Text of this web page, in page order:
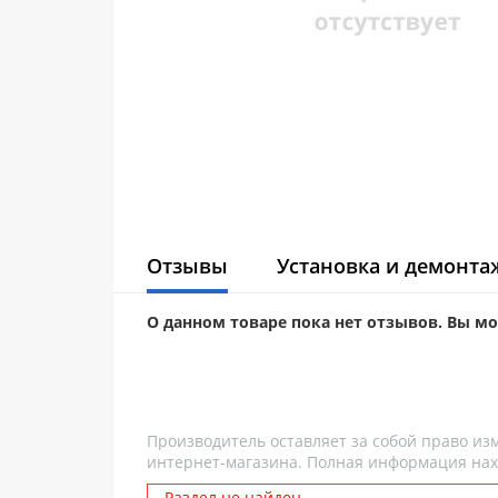
Отзывы Установка и
О данном товаре пока нет отзывов. Вы
Производитель оставляет за собой право
интернет-магазина. Полная информация